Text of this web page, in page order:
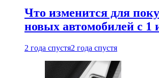
Что изменится для
новых автомобилей с 1
2 года спустя2 года спустя